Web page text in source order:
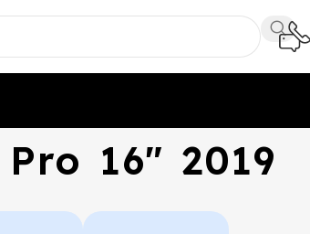
16" 2019